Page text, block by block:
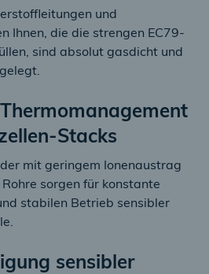
und
Ihnen, die die strengen EC79-
sind absolut gasdicht und
Stacks
mit geringem Ionenaustrag
sorgen für konstante
stabilen Betrieb sensibler
sensibler